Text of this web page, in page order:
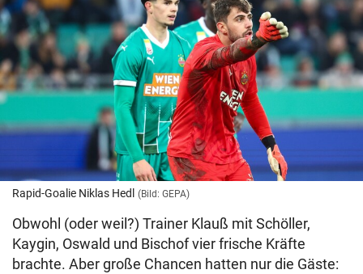
Rapid-Goalie Niklas Hedl (Bild: GEPA)
Obwohl (oder weil?) Trainer Klauß mit Schöller,
Kaygin, Oswald und Bischof vier frische Kräfte
brachte. Aber große Chancen hatten nur die Gäste: